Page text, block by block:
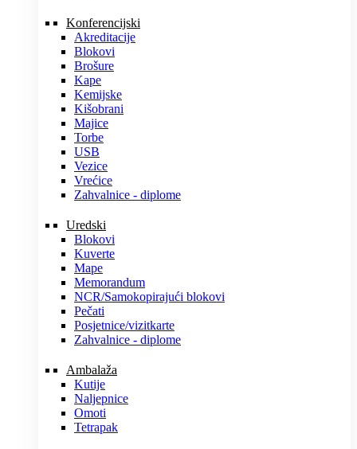
Konferencijski
Akreditacije
Blokovi
Brošure
Kape
Kemijske
Kišobrani
Majice
Torbe
USB
Vezice
Vrećice
Zahvalnice - diplome
Uredski
Blokovi
Kuverte
Mape
Memorandum
NCR/Samokopirajući blokovi
Pečati
Posjetnice/vizitkarte
Zahvalnice - diplome
Ambalaža
Kutije
Naljepnice
Omoti
Tetrapak